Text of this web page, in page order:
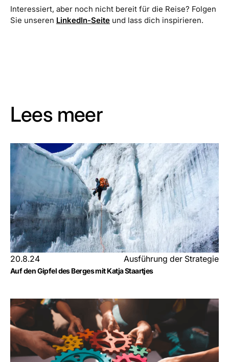
Interessiert, aber noch nicht bereit für die Reise? Folgen
Sie unseren LinkedIn-Seite und lass dich inspirieren.
Lees meer
20.8.24 Ausführung der Strategie
Auf den Gipfel des Berges mit Katja Staartjes